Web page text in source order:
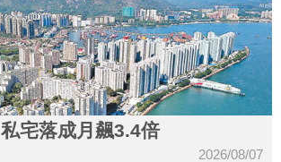
私宅落成月飆3.4倍
2026/08/07